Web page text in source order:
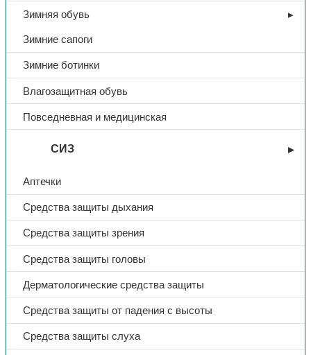
Зимняя обувь
Зимние сапоги
Зимние ботинки
Влагозащитная обувь
Повседневная и медицинская
СИЗ
Аптечки
Средства защиты дыхания
Средства защиты зрения
Средства защиты головы
Дерматологические средства защиты
Средства защиты от падения с высоты
Средства защиты слуха